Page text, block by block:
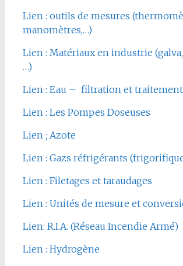
Lien : outils de mesures
manomètres,…)
Lien : Matériaux en industrie
…)
Lien : Eau – filtration et traitement
Lien : Les Pompes Doseuses
Lien ; Azote
Lien : Gazs réfrigérants
Lien : Filetages et taraudages
Lien : Unités de mesure et
Lien: R.I.A. (Réseau Incendie Armé)
Lien : Hydrogène